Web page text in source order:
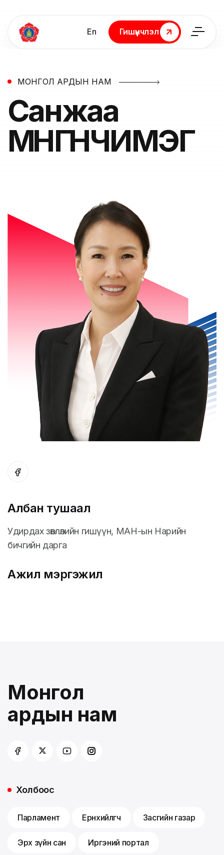
En
Гишүүнчлэл
Гишүүнчлэл
МОНГОЛ АРДЫН НАМ
Санжаа
МӨНГӨНЧИМЭГ
Албан тушаал
Удирдах зөвлөлийн гишүүн, МАН-ын Нарийн
бичгийн дарга
Ажил мэргэжил
Монгол
ардын нам
Холбоос
Парламент Ерөнхийлөгч Засгийн газар
Эрх зүйн сан Иргэний портал